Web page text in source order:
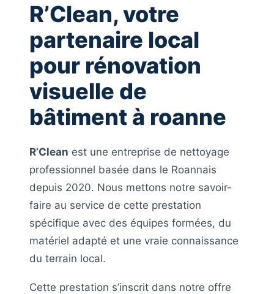
R’Clean, votre
partenaire local
pour rénovation
visuelle de
bâtiment à roanne
R’Clean est une entreprise de nettoyage
professionnel basée dans le Roannais
depuis 2020. Nous mettons notre savoir-
faire au service de cette prestation
spécifique avec des équipes formées, du
matériel adapté et une vraie connaissance
du terrain local.
Cette prestation s’inscrit dans notre offre